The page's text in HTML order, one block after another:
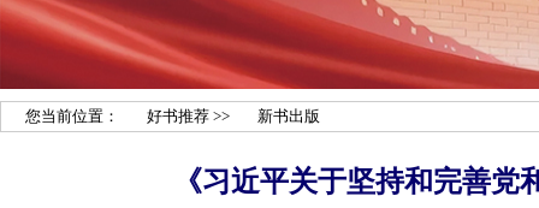
您当前位置： 好书推荐 >> 新书出版
《习近平关于坚持和完善